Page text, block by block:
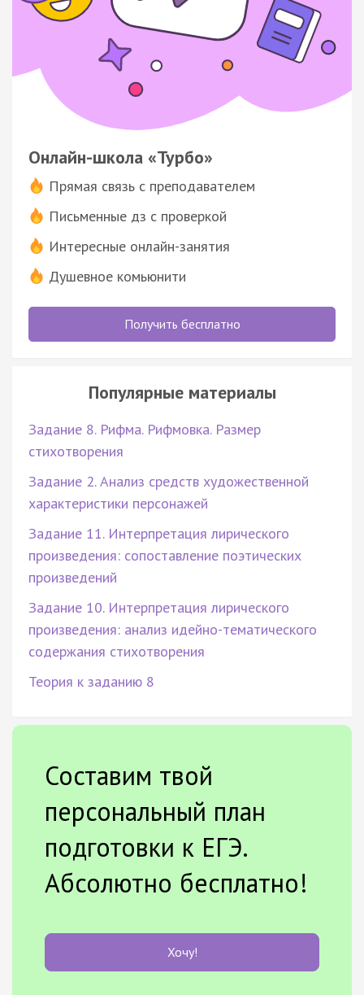
Онлайн-школа «Турбо»
Прямая связь с преподавателем
Письменные дз с проверкой
Интересные онлайн-занятия
Душевное комьюнити
Получить бесплатно
Популярные материалы
Задание 8. Рифма. Рифмовка. Размер
стихотворения
Задание 2. Анализ средств художественной
характеристики персонажей
Задание 11. Интерпретация лирического
произведения: сопоставление поэтических
произведений
Задание 10. Интерпретация лирического
произведения: анализ идейно-тематического
содержания стихотворения
Теория к заданию 8
Составим твой
персональный план
подготовки к ЕГЭ.
Абсолютно бесплатно!
Хочу!